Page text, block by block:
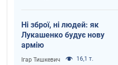
Ні зброї, ні людей: як
Лукашенко будує нову
армію
Ігар Тишкевич 16,1 т.